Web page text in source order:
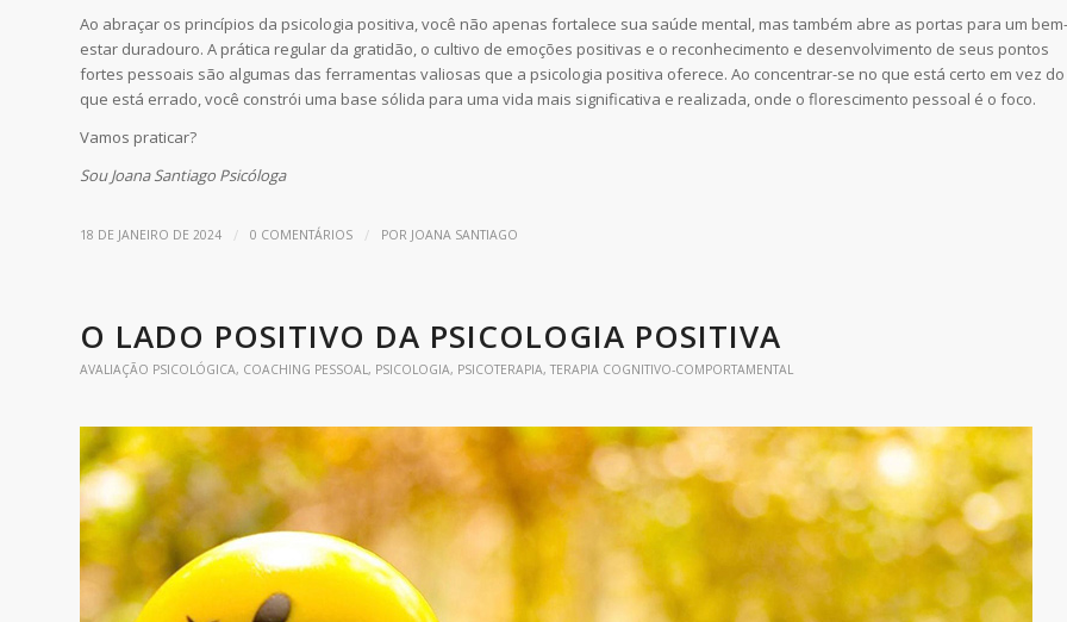
Ao abraçar os princípios da psicologia positiva, você não apenas fortalece sua saúde mental, mas também abre as portas para um bem-
estar duradouro. A prática regular da gratidão, o cultivo de emoções positivas e o reconhecimento e desenvolvimento de seus pontos
fortes pessoais são algumas das ferramentas valiosas que a psicologia positiva oferece. Ao concentrar-se no que está certo em vez do
que está errado, você constrói uma base sólida para uma vida mais significativa e realizada, onde o florescimento pessoal é o foco.
Vamos praticar?
Sou Joana Santiago Psicóloga
18 DE JANEIRO DE 2024 / 0 COMENTÁRIOS / POR JOANA SANTIAGO
O LADO POSITIVO DA PSICOLOGIA POSITIVA
AVALIAÇÃO PSICOLÓGICA, COACHING PESSOAL, PSICOLOGIA, PSICOTERAPIA, TERAPIA COGNITIVO-COMPORTAMENTAL